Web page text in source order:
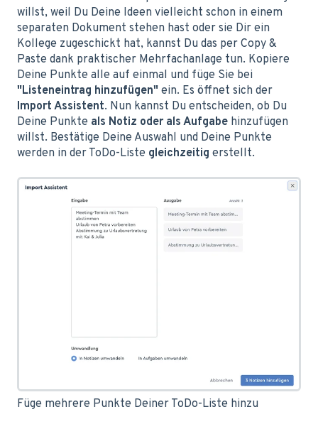
willst, weil Du Deine Ideen vielleicht schon in einem
separaten Dokument stehen hast oder sie Dir ein
Kollege zugeschickt hat, kannst Du das per Copy &
Paste dank praktischer Mehrfachanlage tun. Kopiere
Deine Punkte alle auf einmal und füge Sie bei
"Listeneintrag hinzufügen" ein. Es öffnet sich der
Import Assistent. Nun kannst Du entscheiden, ob Du
Deine Punkte als Notiz oder als Aufgabe hinzufügen
willst. Bestätige Deine Auswahl und Deine Punkte
werden in der ToDo-Liste gleichzeitig erstellt.
Füge mehrere Punkte Deiner ToDo-Liste hinzu